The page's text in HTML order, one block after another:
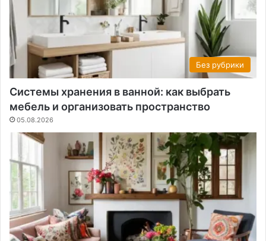
Без рубрики
Системы хранения в ванной: как выбрать
мебель и организовать пространство
05.08.2026